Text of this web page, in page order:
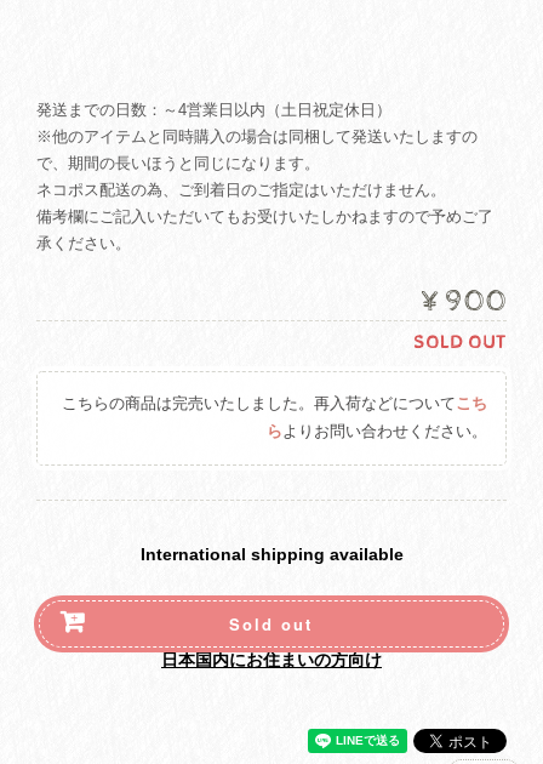
発送までの日数：～4営業日以内（土日祝定休日）
※他のアイテムと同時購入の場合は同梱して発送いたしますの
で、期間の長いほうと同じになります。
ネコポス配送の為、ご到着日のご指定はいただけません。
備考欄にご記入いただいてもお受けいたしかねますので予めご了
承ください。
¥900
SOLD OUT
こちらの商品は完売いたしました。再入荷などについてこち
らよりお問い合わせください。
International shipping available
Sold out
日本国内にお住まいの方向け